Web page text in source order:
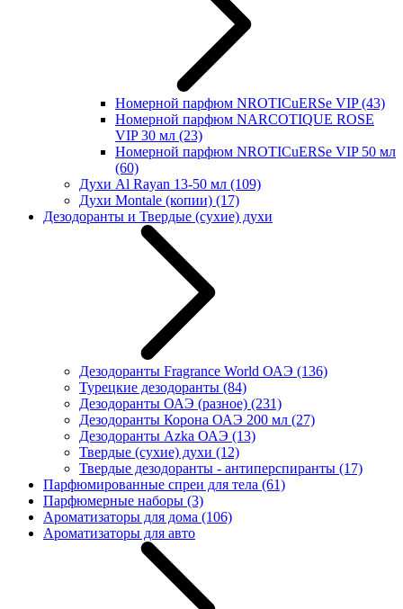
Номерной парфюм NROTICuERSe VIP(43)
Номерной парфюм NARCOTIQUE ROSE
VIP 30 мл (23)
Номерной парфюм NROTICuERSe VIP 50 мл
(60)
Духи Al Rayan 13-50 мл (109)
Духи Montale (копии) (17)
Дезодоранты и Твердые (сухие) духи
Дезодоранты Fragrance World ОАЭ (136)
Турецкие дезодоранты (84)
Дезодоранты ОАЭ (разное) (231)
Дезодоранты Корона ОАЭ 200 мл (27)
Дезодоранты Azka ОАЭ (13)
Твердые (сухие) духи (12)
Твердые дезодоранты - антиперспиранты (17)
Парфюмированные спреи для тела (61)
Парфюмерные наборы (3)
Ароматизаторы для дома (106)
Ароматизаторы для авто